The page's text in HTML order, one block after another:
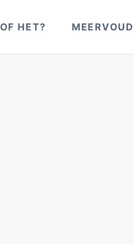
HET? MEERVOUD